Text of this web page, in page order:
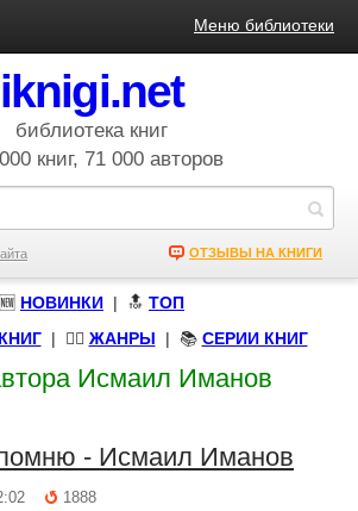
Меню библиотеки
iknigi.net
библиотека книг
книг, 71 000 авторов
ОТЗЫВЫ НА КНИГИ
🆕 НОВИНКИ | 🔝 ТОП
| 🧝‍♀️ ЖАНРЫ | 📚 СЕРИИ КНИГ
Исмаил Иманов
- Исмаил Иманов
1888